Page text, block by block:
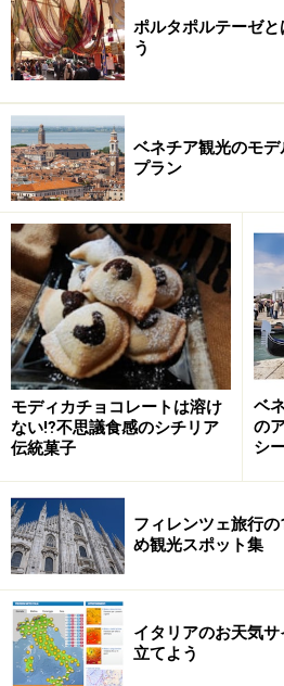
アステカ帝国由来の製法で作る
スペイン帝国領であったシチリ
れ、今も街の名物“
うことができます。
カカオバターが発見される前の製
ートは、”口の中で溶けない”不思議
そして、16世紀の半ば。サヴォ
ィリベルトが、スペイン帝国軍
カカオを、本拠地トリノで愛好
子のカルロ・エマヌエーレ公
リ・シチリア両王フィリペ２世
リーナが結婚すると、スペイン
ったチョコレートドリンクは、
ブームになりました。
を得たトリノ人アルベルト・ア
介。トリノには次々とチョコレ
紀にはオーストリアやフランス
ポルタポルテーゼ
う
ベネチア観光のモ
プラン
モディカチョコレートは溶け
ない⁉不思議食感のシチリア
伝統菓子
ベ
の
シ
フィレンツェ旅行
め観光スポット集
イタリアのお天気
立てよう